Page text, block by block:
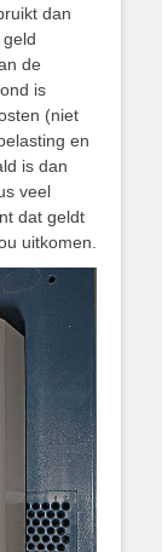
dan
de
is
(niet
en
is dan
veel
dat geldt
uitkomen.